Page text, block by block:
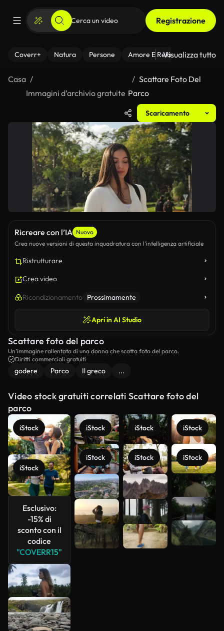
Registrazione
Coverr+ Natura Persone Amore E Relazioni Il
Visualizza tutto
Casa
Immagini d’archivio gratuite
Scattare Foto Del
Parco
Scaricamento
Ricreare con l’IA Nuovo
Crea nuove versioni di questa inquadratura con l’intelligenza artificiale
Ristrutturare
Crea video
Ricondizionamento Prossimamente
Apri in AI Studio
Scattare foto del parco
Un’immagine rallentata di una donna che scatta foto del parco.
Diritti commerciali gratuiti
godere Parco Il greco ...
Video stock gratuiti correlati Scattare foto del
parco
iStock
iStock
Esclusivo:
-15% di
sconto con il
codice
"COVERR15"
iStock
iStock
iStock
iStock
iStock
iStock
Scopri di
più